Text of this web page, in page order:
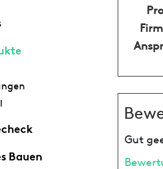
Bauen
Gut